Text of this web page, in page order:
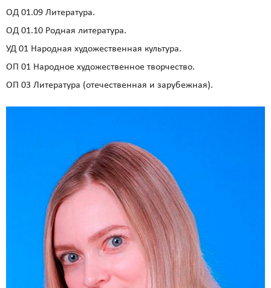
ОД 01.09 Литература.
ОД 01.10 Родная литература.
УД 01 Народная художественная культура.
ОП 01 Народное художественное творчество.
ОП 03 Литература (отечественная и зарубежная).